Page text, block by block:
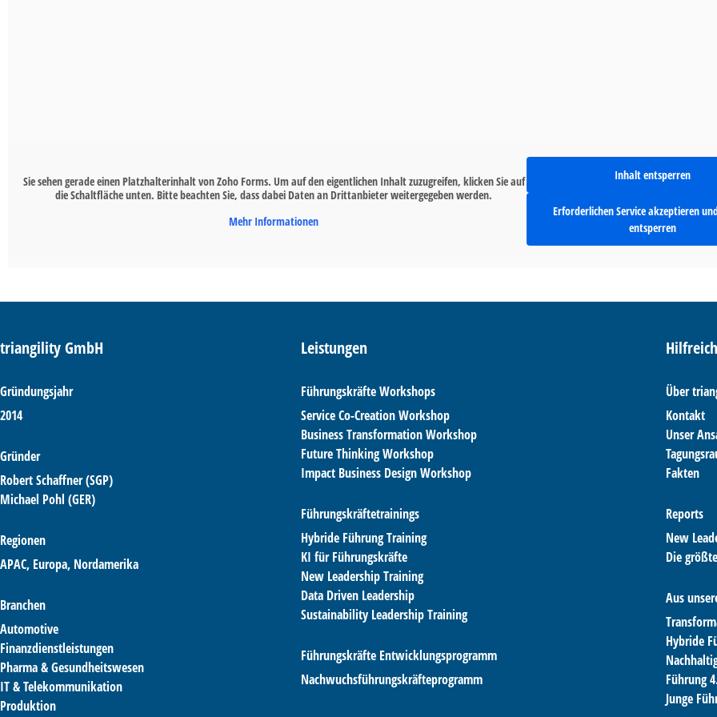
Sie sehen gerade einen Platzhalterinhalt vonZoho Forms. Um auf den eigentlichen Inhalt zuzugreifen, klicken Sie auf
die Schaltfläche unten. Bitte beachten Sie, dass dabei Daten an Drittanbieter weitergegeben werden.
Mehr Informationen
Inhalt entsperren
Erforderlichen Service akzeptieren
entsperren
triangility GmbH
Gründungsjahr
2014
Gründer
Robert Schaffner (SGP)
Michael Pohl (GER)
Regionen
APAC, Europa, Nordamerika
Branchen
Automotive
Finanzdienstleistungen
Pharma & Gesundheitswesen
IT & Telekommunikation
Produktion
Leistungen
Führungskräfte Workshops
Service Co-Creation Workshop
Business Transformation Workshop
Future Thinking Workshop
Impact Business Design Workshop
Führungskräftetrainings
Hybride Führung Training
KI für Führungskräfte
New Leadership Training
Data Driven Leadership
Sustainability Leadership Training
Führungskräfte Entwicklungsprogramm
Nachwuchsführungskräfteprogramm
Über
Kontakt
Unser
Fakten
Reports
New
Die
Aus
Hybride
Führung
Junge